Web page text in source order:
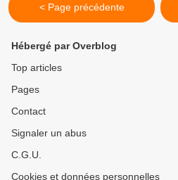
< Page précédente
Hébergé par Overblog
Top articles
Pages
Contact
Signaler un abus
C.G.U.
Cookies et données personnelles